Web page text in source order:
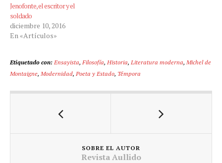
Jenofonte, el escritor y el
soldado
diciembre 10, 2016
En «Artículos»
Etiquetado con: Ensayista, Filosofía, Historia, Literatura moderna, Michel de
Montaigne, Modernidad, Poeta y Estado, Témpora
SOBRE EL AUTOR
Revista Aullido